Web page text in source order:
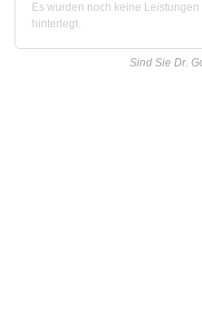
Es wurden noch keine
hinterlegt.
Sind Sie Dr.